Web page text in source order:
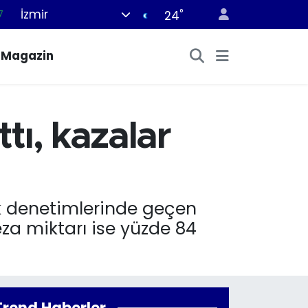
İzmir 24°
Magazin
kazalar
denetimlerinde geçen
miktarı ise yüzde 84